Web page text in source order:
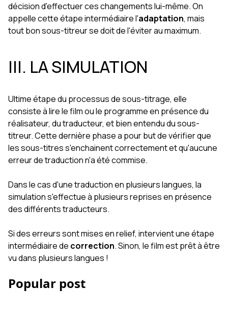
décision d'effectuer ces changements lui-même. On
appelle cette étape intermédiaire l'adaptation, mais
tout bon sous-titreur se doit de l'éviter au maximum.
III. LA SIMULATION
Ultime étape du processus de sous-titrage, elle
consiste à lire le film ou le programme en présence du
réalisateur, du traducteur, et bien entendu du sous-
titreur. Cette dernière phase a pour but de vérifier que
les sous-titres s'enchainent correctement et qu'aucune
erreur de traduction n'a été commise.
Dans le cas d'une traduction en plusieurs langues, la
simulation s'effectue à plusieurs reprises en présence
des différents traducteurs.
Si des erreurs sont mises en relief, intervient une étape
intermédiaire de correction. Sinon, le film est prêt à être
vu dans plusieurs langues !
Popular post